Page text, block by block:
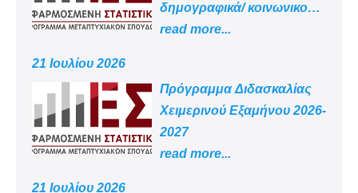
δημογραφικά/ κοινωνικο
-οικονομικά δεδομένα
read more...
21 Ιουλίου 2026
Πρόγραμμα Διδασκαλίας
Χειμερινού Εξαμήνου 2026-
2027
read more...
21 Ιουλίου 2026